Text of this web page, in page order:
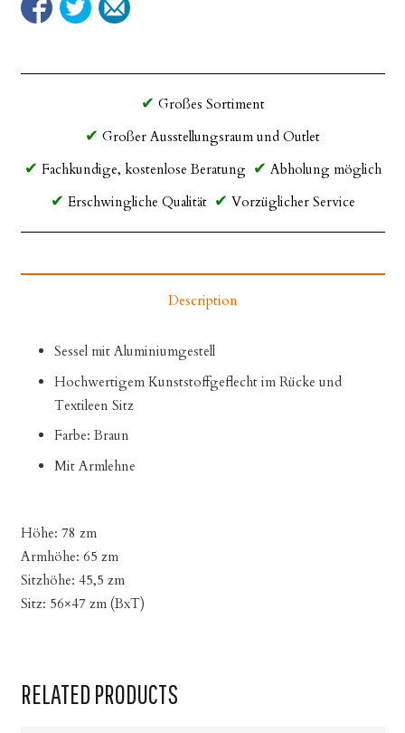
Großes Sortiment
Großer Ausstellungsraum und Outlet
Fachkundige, kostenlose Beratung
Abholung möglich
Erschwingliche Qualität
Vorzüglicher Service
Description
Sessel mit Aluminiumgestell
Hochwertigem Kunststoffgeflecht im Rücke und
Textileen Sitz
Farbe: Braun
Mit Armlehne
Höhe: 78 zm
Armhöhe: 65 zm
Sitzhöhe: 45,5 zm
Sitz: 56×47 zm (BxT)
RELATED PRODUCTS